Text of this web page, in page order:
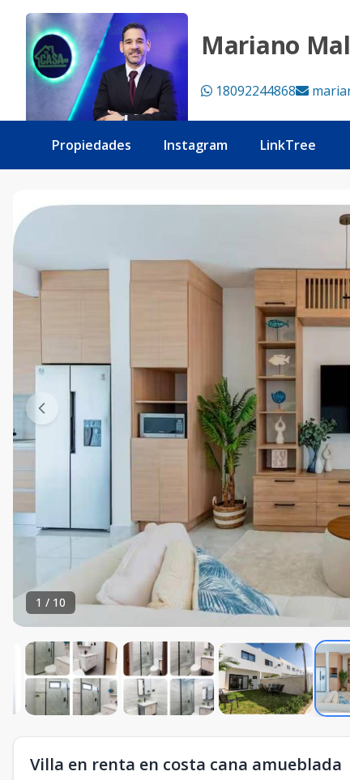
Mariano
18092244868
Propiedades Instagram LinkTree
1 / 10
Villa en renta en costa cana amueblada
Villa en renta en costa cana amueblada - Tu Casa RD